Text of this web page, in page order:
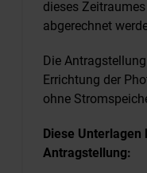
dieses
abgerechnet
Die
Errichtung der
ohne
Diese Unterlagen
Antragstellung: